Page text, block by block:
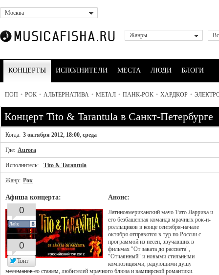
Москва
Жанры
КОНЦЕРТЫ ИСПОЛНИТЕЛИ МЕСТА ЛЮДИ БЛОГИ
ПОП • РОК • АЛЬТЕРНАТИВА • МЕТАЛ • ПАНК-РОК • ХАРДКОР •
Концерт Tito & Tarantula в Санкт-Петербурге
Когда: 3 октября 2012, 18:00, среда
Где: Aurora
Исполнитель: Tito & Tarantula
Жанр: Рок
Афиша концерта: Анонс:
Латиноамериканский мачо Тито Ларрива и
его безбашенная команда мрачных рок-н-
ролльщиков в конце сентября-начале
октября отправятся в тур по России с
программой из песен, звучавших в
фильмах "От заката до рассвета",
"Отчаянный" и новыми стильными
композициями, радующими душу
меломанов со стажем, любителей мрачного блюза и вампирской романтики.
0
Лайк
0
Твит